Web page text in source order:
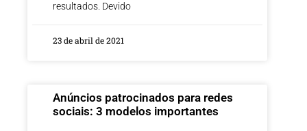
resultados. Devido
23 de abril de 2021
Anúncios patrocinados para redes
sociais: 3 modelos importantes